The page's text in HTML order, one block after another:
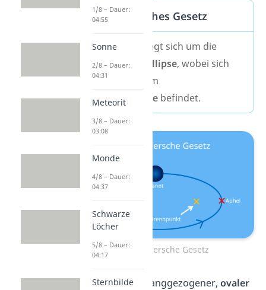
Erstes Keplersches Gesetz
Jeder Planet bewegt sich um die
Sonne auf einer
Ellipse, wobei sich
die Sonne in einem
ihrerBrennpunkte befindet.
Das 1. Keplersche Gesetz
Ellipseist ein langgezogener, ovaler
1/8 – Dauer:
04:55
Sonne
2/8 – Dauer:
04:31
Meteorit
3/8 – Dauer:
03:08
Monde
4/8 – Dauer:
04:37
Schwarze
Löcher
5/8 – Dauer:
04:17
Sternbilde